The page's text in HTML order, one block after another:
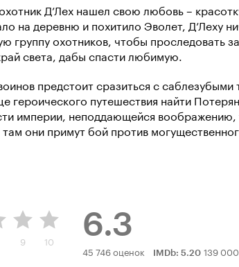
Д’Лех нашел свою любовь –
на деревню и похитило Эволет, Д’Леху
группу охотников, чтобы проследовать
света, дабы спасти любимую.
предстоит сразиться с саблезубыми
героического путешествия найти
империи, неподдающейся воображению,
они примут бой против
9 10
6.3
Рейтинг
45 746 оценок IMDb: 5.20 139